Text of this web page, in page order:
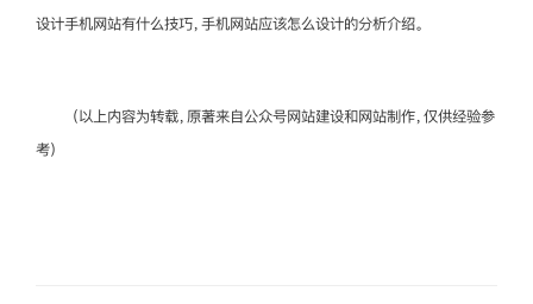
设计手机网站有什么技巧，手机网站应该怎么设计的分析介绍。
（以上内容为转载，原著来自公众号网站建设和网站制作，仅供经验参
考）